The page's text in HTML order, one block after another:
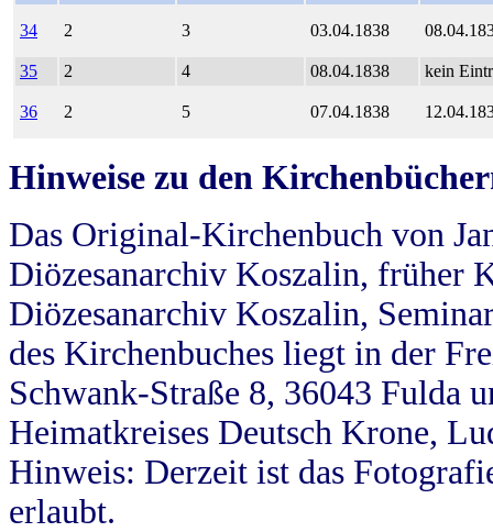
34 2 3 03.04.1838
35 2 4 08.04.1838 kein
36 2 5 07.04.1838
Hinweise zu den
Das Original-Kirchenbuch von
Diözesanarchiv Koszalin, früher
Diözesanarchiv Koszalin,
des Kirchenbuches liegt in der
Schwank-Straße 8, 36043 Fulda
Heimatkreises Deutsch Krone,
Hinweis: Derzeit ist das
erlaubt.